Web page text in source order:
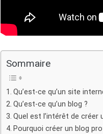
Sommaire
Qu’est-ce qu’un site
Qu’est-ce qu’un blog ?
Quel est l’intérêt de créer
Pourquoi créer un blog